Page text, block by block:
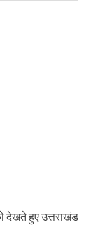
देखते हुए उत्तराखंड